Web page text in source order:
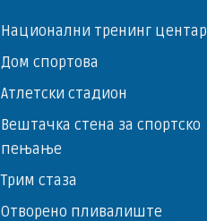
Национални тренинг центар
Дом спортова
Атлетски стадион
Вештачка стена за спортско
пењање
Трим стаза
Отворено пливалиште